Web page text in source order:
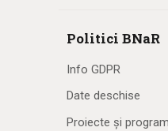
Politici BNaR
Info GDPR
Date deschise
Proiecte și